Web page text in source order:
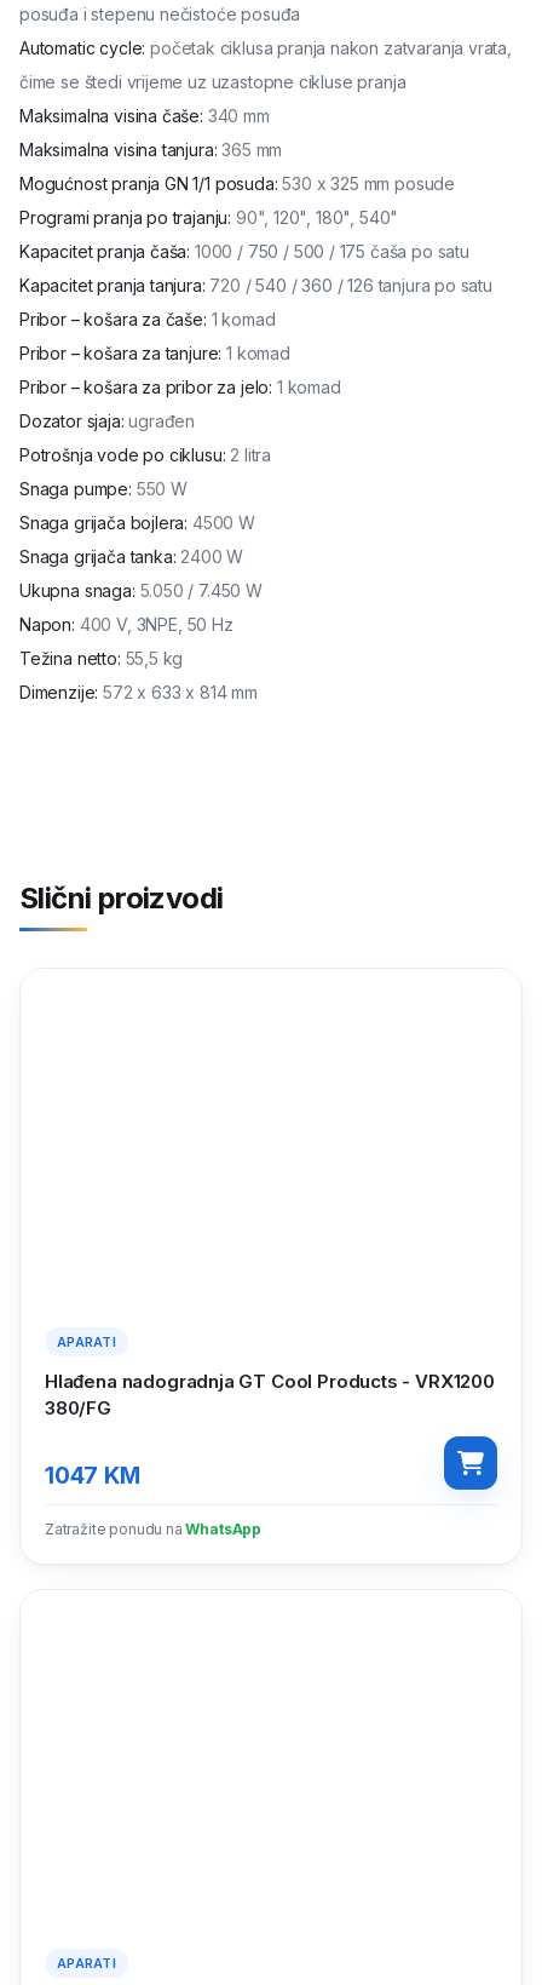
posuđa i stepenu nečistoće posuđa
Automatic cycle: početak ciklusa pranja nakon zatvaranja vrata,
čime se štedi vrijeme uz uzastopne cikluse pranja
Maksimalna visina čaše: 340 mm
Maksimalna visina tanjura: 365 mm
Mogućnost pranja GN 1/1 posuda: 530 x 325 mm posude
Programi pranja po trajanju: 90", 120", 180", 540"
Kapacitet pranja čaša: 1000 / 750 / 500 / 175 čaša po satu
Kapacitet pranja tanjura: 720 / 540 / 360 / 126 tanjura po satu
Pribor – košara za čaše: 1 komad
Pribor – košara za tanjure: 1 komad
Pribor – košara za pribor za jelo: 1 komad
Dozator sjaja: ugrađen
Potrošnja vode po ciklusu: 2 litra
Snaga pumpe: 550 W
Snaga grijača bojlera: 4500 W
Snaga grijača tanka: 2400 W
Ukupna snaga: 5.050 / 7.450 W
Napon: 400 V, 3NPE, 50 Hz
Težina netto: 55,5 kg
Dimenzije: 572 x 633 x 814 mm
Slični proizvodi
APARATI
Hlađena nadogradnja GT Cool Products - VRX1200
380/FG
1047 KM
Zatražite ponudu na WhatsApp
APARATI